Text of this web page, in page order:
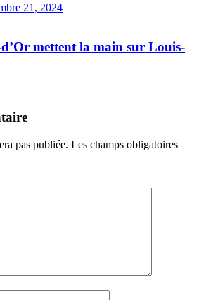
21, 2024
mettent la main sur Louis-
pas publiée. Les champs obligatoires